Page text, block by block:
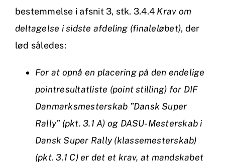
bestemmelse i afsnit 3, stk. 3.4.4 Krav om
deltagelse i sidste afdeling (finaleløbet), der
lød således:
For at opnå en placering på den endelige
pointresultatliste (point stilling) for DIF
Danmarksmesterskab ”Dansk Super
Rally” (pkt. 3.1 A) og DASU-Mesterskab i
Dansk Super Rally (klassemesterskab)
(pkt. 3.1 C) er det et krav, at mandskabet